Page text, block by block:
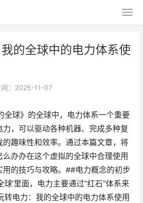
的全球中的电力体系使
间：2025-11-07
全球》的全球中，电力体系一个重要
，可以驱动各种机器、完成多种复
的趣味性和效率。通过本篇文章，将
办办在这个虚拟的全球中合理使用
用的技巧与攻略。##电力概念的初步
球’里面，电力主要通过“红石”体系来
转电力：我的全球中的电力体系使用